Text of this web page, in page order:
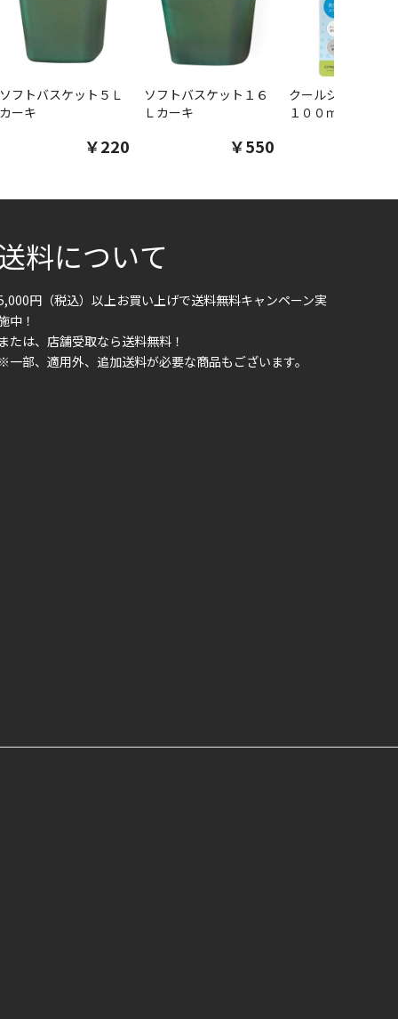
ソフトバスケット５Ｌ
カーキ
￥220
ソフトバスケット１６
Ｌカーキ
￥550
クールシャツスプ
１００ｍｌ
料について
円（税込）以上お買い上げで送料無料キャンペーン実
中！
または、店舗受取なら送料無料！
※一部、適用外、追加送料が必要な商品もございます。